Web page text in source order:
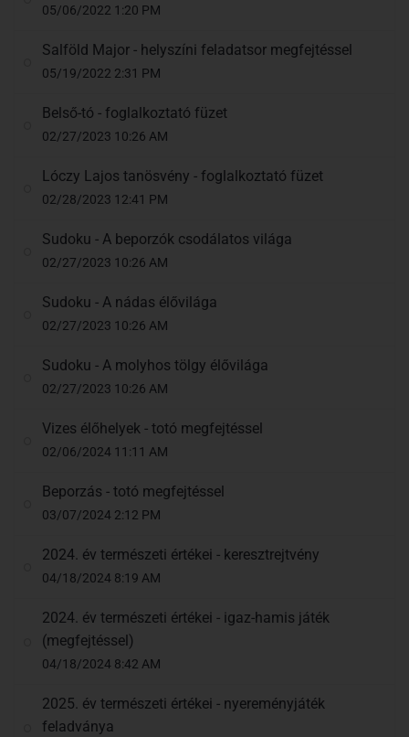
05/06/2022 1:20 PM
Salföld Major - helyszíni feladatsor megfejtéssel
05/19/2022 2:31 PM
Belső-tó - foglalkoztató füzet
02/27/2023 10:26 AM
Lóczy Lajos tanösvény - foglalkoztató füzet
02/28/2023 12:41 PM
Sudoku - A beporzók csodálatos világa
02/27/2023 10:26 AM
Sudoku - A nádas élővilága
02/27/2023 10:26 AM
Sudoku - A molyhos tölgy élővilága
02/27/2023 10:26 AM
Vizes élőhelyek - totó megfejtéssel
02/06/2024 11:11 AM
Beporzás - totó megfejtéssel
03/07/2024 2:12 PM
2024. év természeti értékei - keresztrejtvény
04/18/2024 8:19 AM
2024. év természeti értékei - igaz-hamis játék
(megfejtéssel)
04/18/2024 8:42 AM
2025. év természeti értékei - nyereményjáték
feladványa